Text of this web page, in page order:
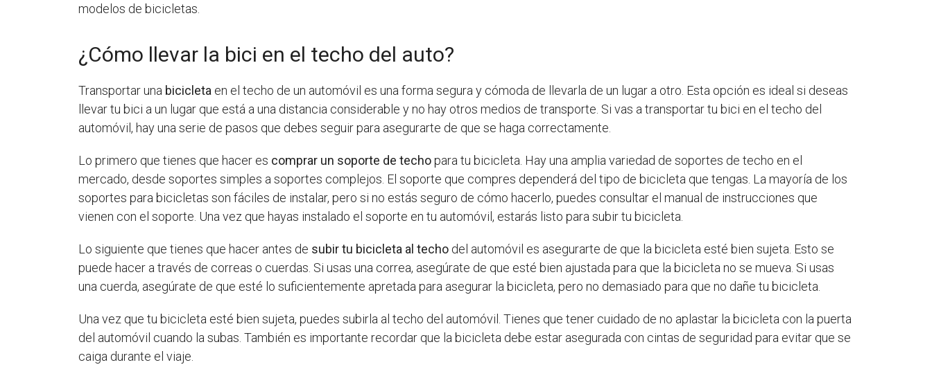
modelos de bicicletas.
¿Cómo llevar la bici en el techo del auto?
Transportar una bicicleta en el techo de un automóvil es una forma segura y cómoda de llevarla de un lugar a otro. Esta opción es ideal si deseas
llevar tu bici a un lugar que está a una distancia considerable y no hay otros medios de transporte. Si vas a transportar tu bici en el techo del
automóvil, hay una serie de pasos que debes seguir para asegurarte de que se haga correctamente.
Lo primero que tienes que hacer es comprar un soporte de techopara tu bicicleta. Hay una amplia variedad de soportes de techo en el
mercado, desde soportes simples a soportes complejos. El soporte que compres dependerá del tipo de bicicleta que tengas. La mayoría de los
soportes para bicicletas son fáciles de instalar, pero si no estás seguro de cómo hacerlo, puedes consultar el manual de instrucciones que
vienen con el soporte. Una vez que hayas instalado el soporte en tu automóvil, estarás listo para subir tu bicicleta.
Lo siguiente que tienes que hacer antes de subir tu bicicleta al techo del automóvil es asegurarte de que la bicicleta esté bien sujeta. Esto se
puede hacer a través de correas o cuerdas. Si usas una correa, asegúrate de que esté bien ajustada para que la bicicleta no se mueva. Si usas
una cuerda, asegúrate de que esté lo suficientemente apretada para asegurar la bicicleta, pero no demasiado para que no dañe tu bicicleta.
Una vez que tu bicicleta esté bien sujeta, puedes subirla al techo del automóvil. Tienes que tener cuidado de no aplastar la bicicleta con la puerta
del automóvil cuando la subas. También es importante recordar que la bicicleta debe estar asegurada con cintas de seguridad para evitar que se
caiga durante el viaje.